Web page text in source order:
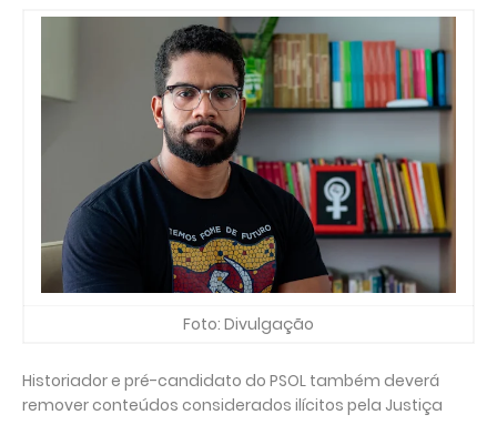
Foto: Divulgação
Historiador e pré-candidato do PSOL também deverá
remover conteúdos considerados ilícitos pela Justiça